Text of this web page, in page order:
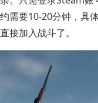
需要10-20分钟，具
接加入战斗了。